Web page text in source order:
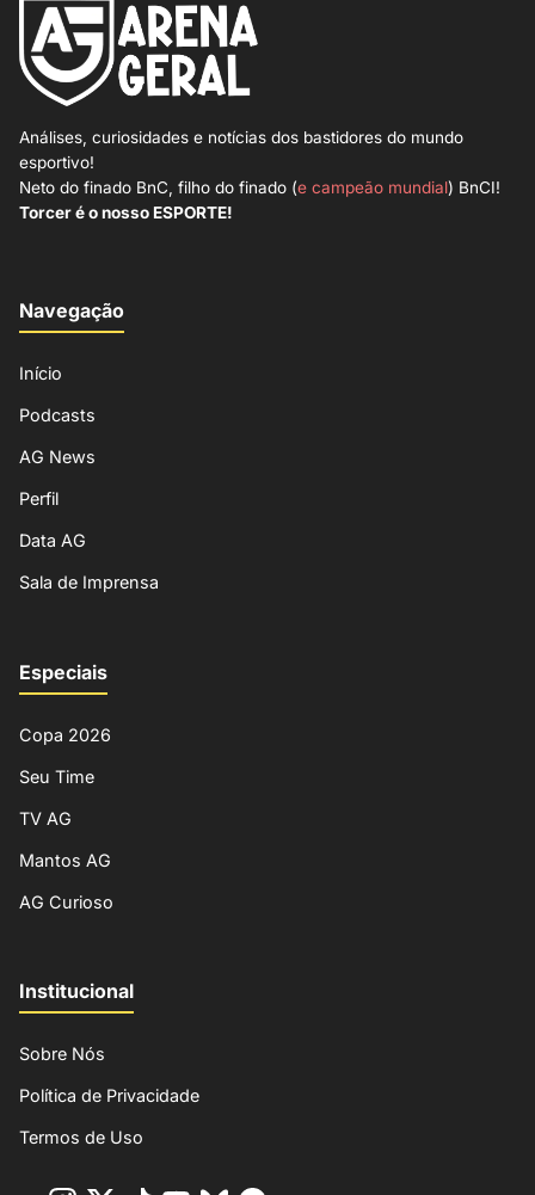
Análises, curiosidades e notícias dos bastidores do mundo
esportivo!
Neto do finado BnC, filho do finado (e campeão mundial) BnCI!
Torcer é o nosso ESPORTE!
Navegação
Início
Podcasts
AG News
Perfil
Data AG
Sala de Imprensa
Especiais
Copa 2026
Seu Time
TV AG
Mantos AG
AG Curioso
Institucional
Sobre Nós
Política de Privacidade
Termos de Uso